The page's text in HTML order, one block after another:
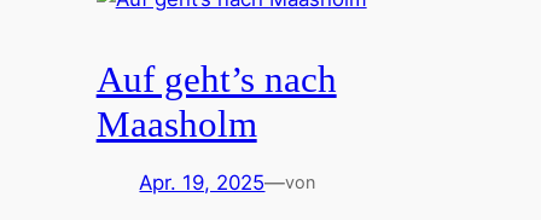
Auf geht’s nach
Maasholm
Apr. 19, 2025—von